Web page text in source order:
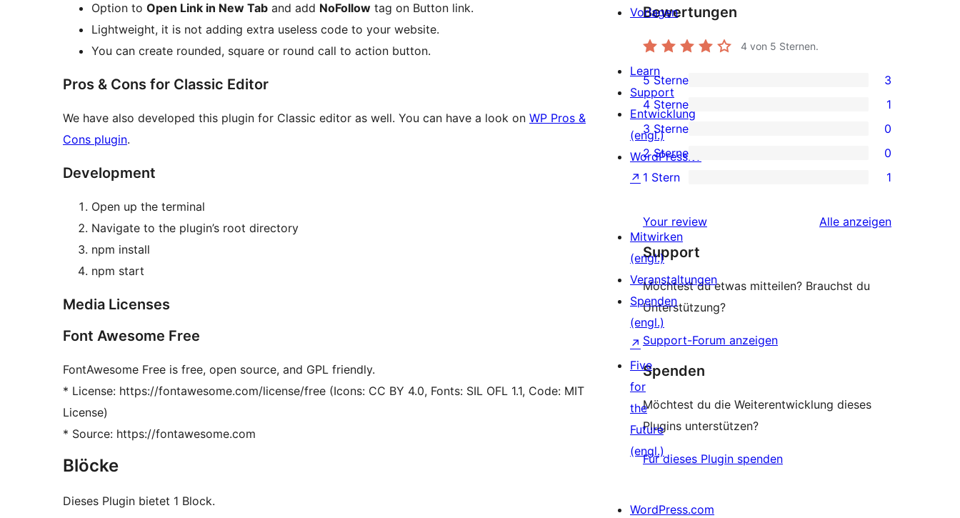
Option to Open Link in New Tab and add NoFollow tag on Button link.
Lightweight, it is not adding extra useless code to your website.
You can create rounded, square or round call to action button.
Pros & Cons for Classic Editor
We have also developed this plugin for Classic editor as well. You can have a look on WP Pros &
Cons plugin.
Development
Open up the terminal
Navigate to the plugin’s root directory
npm install
npm start
Media Licenses
Font Awesome Free
FontAwesome Free is free, open source, and GPL friendly.
* License: https://fontawesome.com/license/free (Icons: CC BY 4.0, Fonts: SIL OFL 1.1, Code: MIT
License)
* Source: https://fontawesome.com
Blöcke
Dieses Plugin bietet 1 Block.
Bewertungen
4 von 5 Sternen.
3 5-
Sterne-
Rezensionen
5 Sterne 3
1 4-
Sterne-
Rezension
4 Sterne 1
0 3-
Sterne-
Rezensionen
3 Sterne 0
0 2-
Sterne-
2 Sterne 0
1 1-
Rezension
1 Stern 1
Your review Alle Rezensionen
anzeigen
Support
Möchtest du etwas mitteilen? Brauchst du
Unterstützung?
Support-Forum anzeigen
Spenden
Möchtest du die Weiterentwicklung dieses
Plugins unterstützen?
Für dieses Plugin spenden
Vorlagen
Learn
Support
Entwicklung
(engl.)
WordPress.tv
↗
Mitwirken
(engl.)
Veranstaltungen
Spenden
(engl.)
↗
Five
for
the
Future
(engl.)
WordPress.com